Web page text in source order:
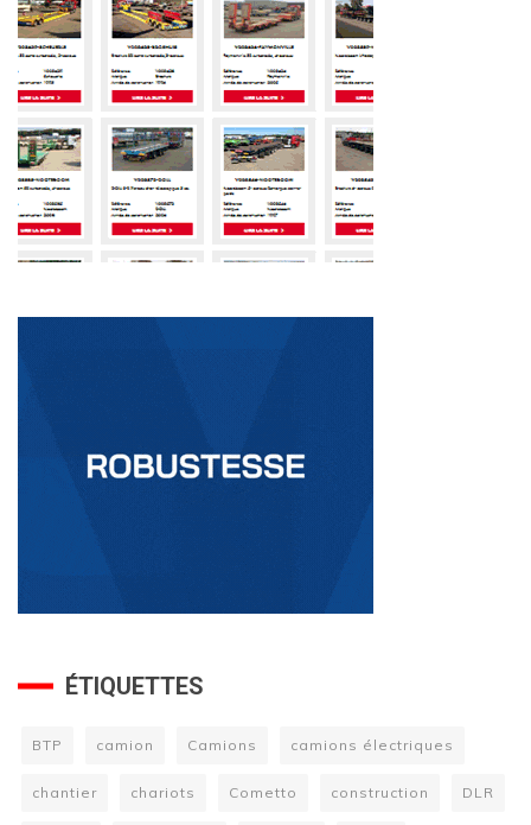
ÉTIQUETTES
BTP camion Camions camions électriques
chantier chariots Cometto construction DLR